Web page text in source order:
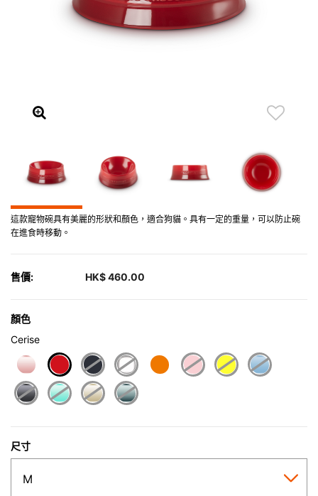
這款寵物碗具有美麗的形狀和顏色，適合狗貓。具有一定的重量，可以防止碗
在進食時移動。
售價: HK$ 460.00
顏色
Cerise
selected
尺寸